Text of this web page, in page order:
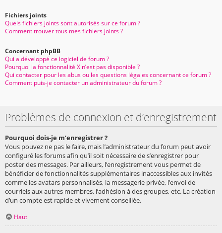
Fichiers joints
Quels fichiers joints sont autorisés sur ce forum ?
Comment trouver tous mes fichiers joints ?
Concernant phpBB
Qui a développé ce logiciel de forum ?
Pourquoi la fonctionnalité X n’est pas disponible ?
Qui contacter pour les abus ou les questions légales concernant ce forum ?
Comment puis-je contacter un administrateur du forum ?
Problèmes de connexion et d’enregistrement
Pourquoi dois-je m’enregistrer ?
Vous pouvez ne pas le faire, mais l’administrateur du forum peut avoir
configuré les forums afin qu’il soit nécessaire de s’enregistrer pour
poster des messages. Par ailleurs, l’enregistrement vous permet de
bénéficier de fonctionnalités supplémentaires inaccessibles aux invités
comme les avatars personnalisés, la messagerie privée, l’envoi de
courriels aux autres membres, l’adhésion à des groupes, etc. La création
d’un compte est rapide et vivement conseillée.
Haut